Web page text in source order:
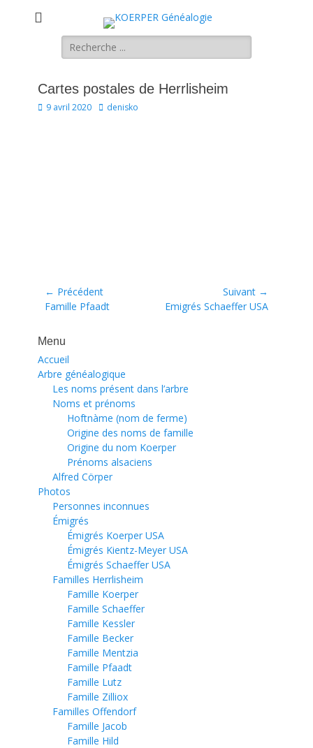
KOERPER
La généalogie Koerper, Herrlisheim.
Rechercher :
Cartes postales de Herrlisheim
Posted
9 avril 2020 Author
denisko
Navigation
de
← Précédent
Article
Famille Pfaadt
Suivant →
Article
Emigrés Schaeffer USA
Menu
Accueil
Arbre généalogique
Les noms présent dans l’arbre
Noms et prénoms
Hoftnàme (nom de ferme)
Origine des noms de famille
Origine du nom Koerper
Prénoms alsaciens
Alfred Cörper
Photos
Personnes inconnues
Émigrés
Émigrés Koerper USA
Émigrés Kientz-Meyer USA
Émigrés Schaeffer USA
Familles Herrlisheim
Famille Koerper
Famille Schaeffer
Famille Kessler
Famille Becker
Famille Mentzia
Famille Pfaadt
Famille Lutz
Famille Zilliox
Familles Offendorf
Famille Jacob
Famille Hild